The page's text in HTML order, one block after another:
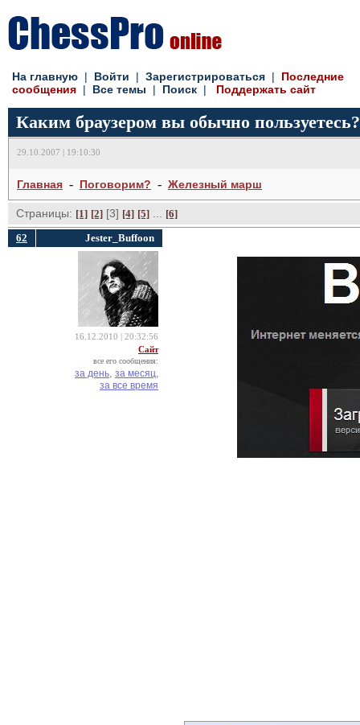
На главную | Войти | Зарегистрироваться | Последние
сообщения | Все темы | Поиск | Поддержать сайт
Каким браузером вы обычно пользуетесь?
29.10.2007 | 19:10:30
Главная - Поговорим? - Железный марш
Страницы: [1] [2] [3] [4] [5]
[6]
62
Jester_Buffoon
16.12.2010 | 20:32:56
Сайт
все его сообщения:
за день, за месяц,
за все время